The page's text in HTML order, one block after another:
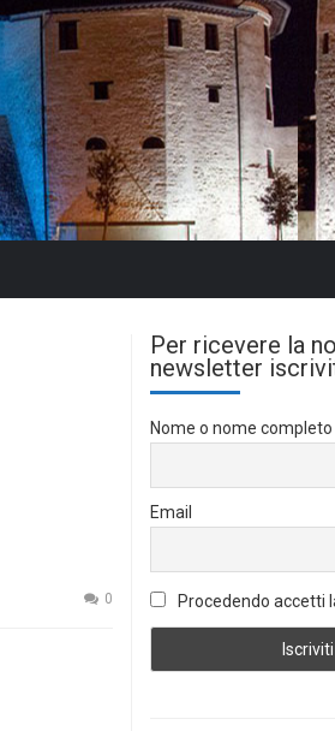
0
Per ricevere la
newsletter
Nome o nome completo
Email
Procedendo accetti